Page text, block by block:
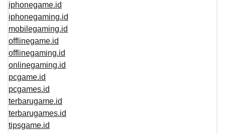
iphonegame.id
iphonegaming.id
mobilegaming.id
offlinegame.id
offlinegaming.id
onlinegaming.id
pcgame.id
pcgames.id
terbarugame.id
terbarugames.id
tipsgame.id